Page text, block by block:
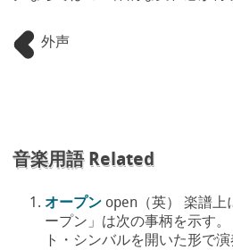
外声
音楽用語 Related
オープン open（英） 楽譜上
ープン」は次の事柄を示す
ト・シンバルを開いた形で